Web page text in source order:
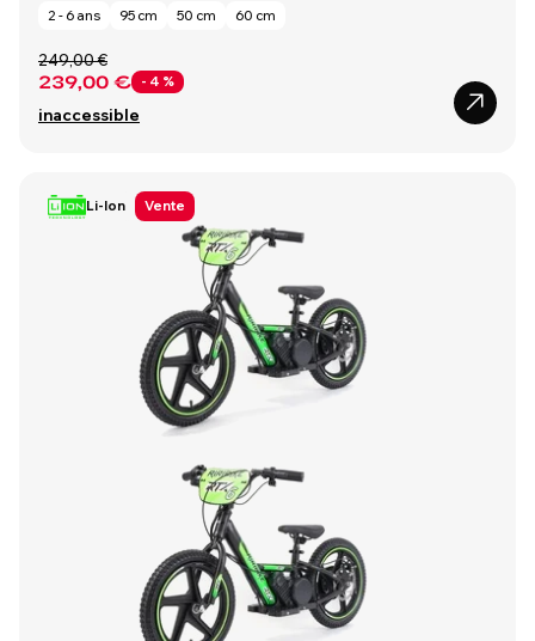
2 - 6 ans 95 cm 50 cm 60 cm
239,00 € - 4 %
249,00 €
inaccessible
Li-Ion Vente